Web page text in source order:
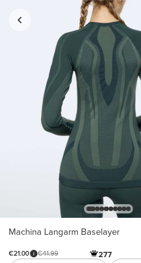
Machina Langarm Baselayer
€21.00 €41.99 277